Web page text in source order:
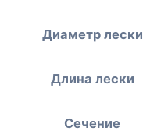
Диаметр лески
Длина лески
Сечение